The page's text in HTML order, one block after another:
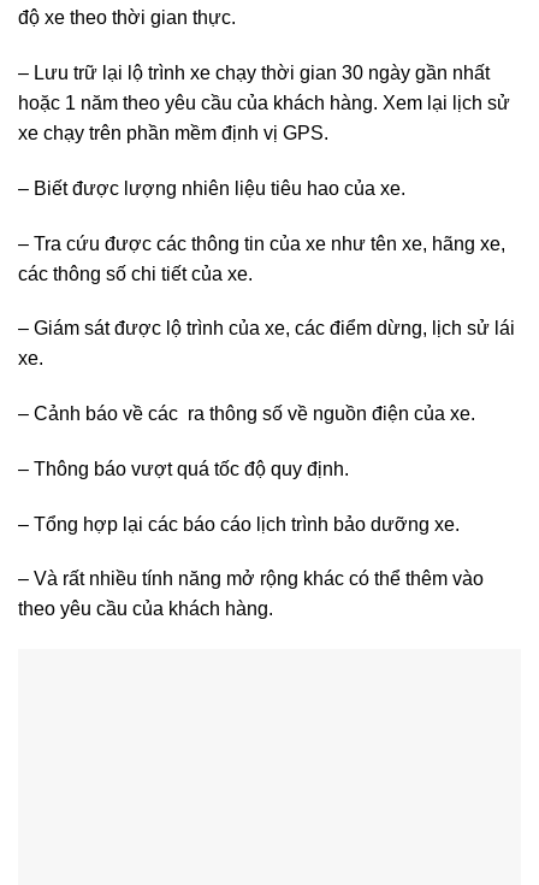
độ xe theo thời gian thực.
– Lưu trữ lại lộ trình xe chạy thời gian 30 ngày gần nhất
hoặc 1 năm theo yêu cầu của khách hàng. Xem lại lịch sử
xe chạy trên phần mềm định vị GPS.
– Biết được lượng nhiên liệu tiêu hao của xe.
– Tra cứu được các thông tin của xe như tên xe, hãng xe,
các thông số chi tiết của xe.
– Giám sát được lộ trình của xe, các điểm dừng, lịch sử lái
xe.
– Cảnh báo về các ra thông số về nguồn điện của xe.
– Thông báo vượt quá tốc độ quy định.
– Tổng hợp lại các báo cáo lịch trình bảo dưỡng xe.
– Và rất nhiều tính năng mở rộng khác có thể thêm vào
theo yêu cầu của khách hàng.